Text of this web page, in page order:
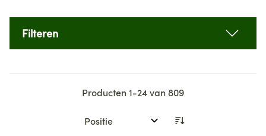
Filteren
Producten1-24van809
Sorteer op: